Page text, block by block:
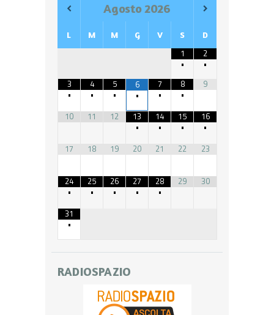
Agosto2026
L M M G V S D
1
•
2
•
3
•
4
•
5
•
6
•
7
•
8
•
9
10 11 12
13
•
14
•
15
•
16
•
17
18 19 20 21 22 23
24
•
25
•
26
•
27
•
28
•
29 30
31
•
RADIOSPAZIO